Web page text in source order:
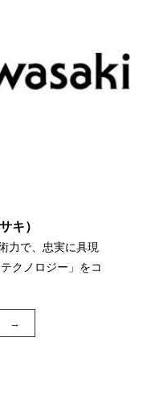
キ）
力で、忠実に具現
クノロジー」をコ